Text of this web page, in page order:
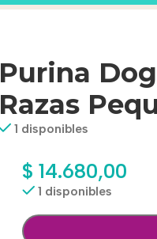
Purina
Razas
1 disponibles
$ 14.680,00
1 disponibles